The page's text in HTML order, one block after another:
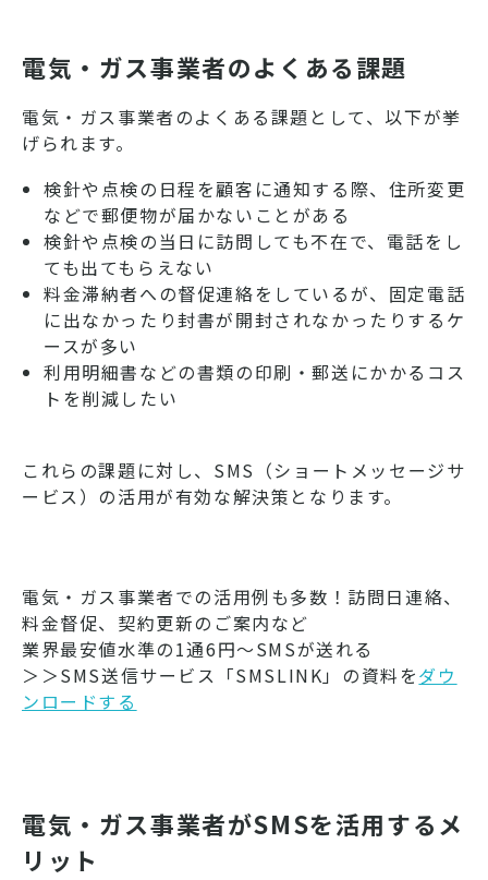
電気・ガス事業者のよくある課題
電気・ガス事業者のよくある課題として、以下が挙
げられます。
検針や点検の日程を顧客に通知する際、住所変更
などで郵便物が届かないことがある
検針や点検の当日に訪問しても不在で、電話をし
ても出てもらえない
料金滞納者への督促連絡をしているが、固定電話
に出なかったり封書が開封されなかったりするケ
ースが多い
利用明細書などの書類の印刷・郵送にかかるコス
トを削減したい
これらの課題に対し、SMS（ショートメッセージサ
ービス）の活用が有効な解決策となります。
電気・ガス事業者での活用例も多数！訪問日連絡、
料金督促、契約更新のご案内など
業界最安値水準の1通6円～SMSが送れる
＞＞SMS送信サービス「SMSLINK」の資料をダウ
ンロードする
電気・ガス事業者がSMSを活用するメ
リット